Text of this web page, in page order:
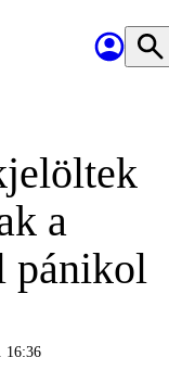
a
pánikol
16:36